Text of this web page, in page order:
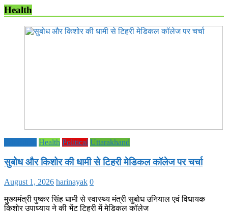
Health
Health Political Uttarakhand
सुबोध और किशोर की धामी से टिहरी मेडिकल कॉलेज पर चर्चा
August 1, 2026 harinayak 0
मुख्यमंत्री पुष्कर सिंह धामी से स्वास्थ्य मंत्री सुबोध उनियाल एवं विधायक
किशोर उपाध्याय ने की भेंट टिहरी में मेडिकल कॉलेज